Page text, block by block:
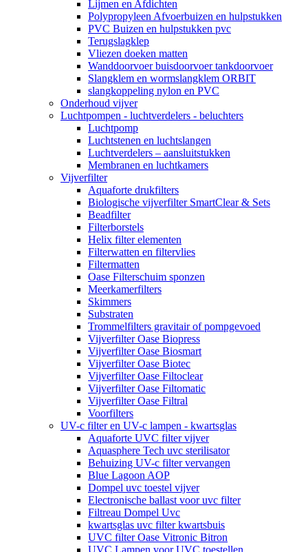
Lijmen en Afdichten
Polypropyleen Afvoerbuizen en hulpstukken
PVC Buizen en hulpstukken pvc
Terugslagklep
Vliezen doeken matten
Wanddoorvoer buisdoorvoer tankdoorvoer
Slangklem en wormslangklem ORBIT
slangkoppeling nylon en PVC
Onderhoud vijver
Luchtpompen - luchtverdelers - beluchters
Luchtpomp
Luchtstenen en luchtslangen
Luchtverdelers – aansluitstukken
Membranen en luchtkamers
Vijverfilter
Aquaforte drukfilters
Biologische vijverfilter SmartClear & Sets
Beadfilter
Filterborstels
Helix filter elementen
Filterwatten en filtervlies
Filtermatten
Oase Filterschuim sponzen
Meerkamerfilters
Skimmers
Substraten
Trommelfilters gravitair of pompgevoed
Vijverfilter Oase Biopress
Vijverfilter Oase Biosmart
Vijverfilter Oase Biotec
Vijverfilter Oase Filtoclear
Vijverfilter Oase Filtomatic
Vijverfilter Oase Filtral
Voorfilters
UV-c filter en UV-c lampen - kwartsglas
Aquaforte UVC filter vijver
Aquasphere Tech uvc sterilisator
Behuizing UV-c filter vervangen
Blue Lagoon AOP
Dompel uvc toestel vijver
Electronische ballast voor uvc filter
Filtreau Dompel Uvc
kwartsglas uvc filter kwartsbuis
UVC filter Oase Vitronic Bitron
UVC Lampen voor UVC toestellen